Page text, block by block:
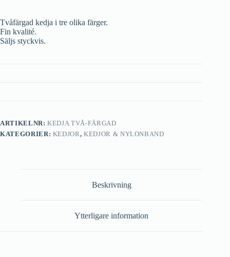
Tvåfärgad kedja i tre olika färger.
Fin kvalité.
Säljs styckvis.
ARTIKELNR:KEDJA TVÅ-FÄRGAD
KATEGORIER: KEDJOR,KEDJOR & NYLONBAND
Beskrivning
Ytterligare information